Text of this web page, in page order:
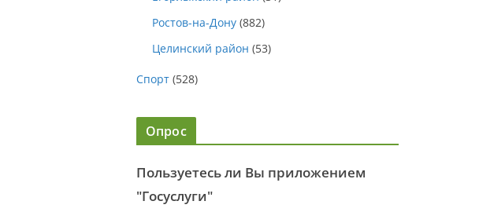
Ростов-на-Дону (882)
Целинский район (53)
Спорт (528)
Опрос
Пользуетесь ли Вы приложением
"Госуслуги"